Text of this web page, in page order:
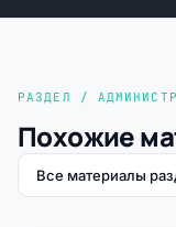
РАЗДЕЛ /
Похожие
Все материалы